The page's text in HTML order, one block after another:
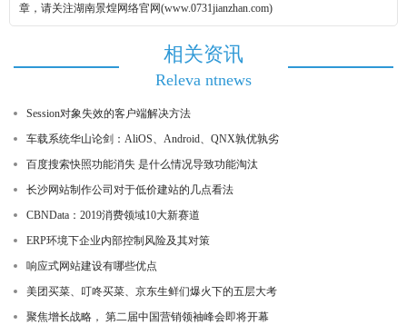
章，请关注湖南景煌网络官网(www.0731jianzhan.com)
相关资讯
Releva ntnews
Session对象失效的客户端解决方法
车载系统华山论剑：AliOS、Android、QNX孰优孰劣
百度搜索快照功能消失 是什么情况导致功能淘汰
长沙网站制作公司对于低价建站的几点看法
CBNData：2019消费领域10大新赛道
ERP环境下企业内部控制风险及其对策
响应式网站建设有哪些优点
美团买菜、叮咚买菜、京东生鲜们爆火下的五层大考
聚焦增长战略， 第二届中国营销领袖峰会即将开幕